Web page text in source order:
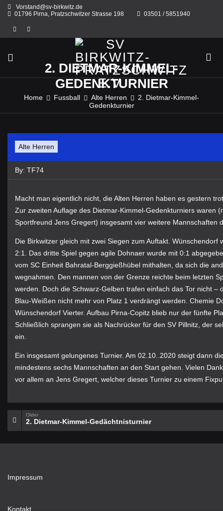
Skip
Vorstand@sv-birkwitz.de
01796 Pirna, Pratzschwitzer Strasse 198
03501 / 5851940
2. DIETMAR-KIMMEL-
GEDENKTURNIER
Home Fussball Alte Herren
2. Dietmar-Kimmel-
Gedenkturnier
Alte Herren
By: TF74
Macht man eigentlich nicht, die Alten Herren haben es gestern
Zur zweiten Auflage des Dietmar-Kimmel-Gedenkturniers waren
Sportfreund Jens Gregert) insgesamt vier weitere Mannschaften
Die Birkwitzer gleich mit zwei Siegen zum Auftakt.
2:1. Das dritte Spiel gegen agile Dohnaer wurde mit 0:1
vom SC Einheit Bahratal-Berggießhübel mithalten, da sich die
wegnahmen. Den mannen von der Grenze reichte beim letzten
werden. Doch die Schwarz-Gelben trafen einfach das Tor nicht
Blau-Weißen nicht mehr von Platz 1 verdrängt werden. Chemie
Wünschendorf Vierter. Aufbau Pirna-Copitz blieb nur der fünfte
Schließlich sprangen sie als Nachrücker für den SV Pillnitz, der
ein.
Ein insgesamt gelungenes Turnier. Am 02.10..2020 steigt dann
mindestens sechs Mannschaften an den Start gehen. Vielen
vor allem an Jens Gregert, welcher dieses Turnier zu einem
Older
2. Dietmar-Kimmel-Gedächtnisturnier
Impressum
Kontakt